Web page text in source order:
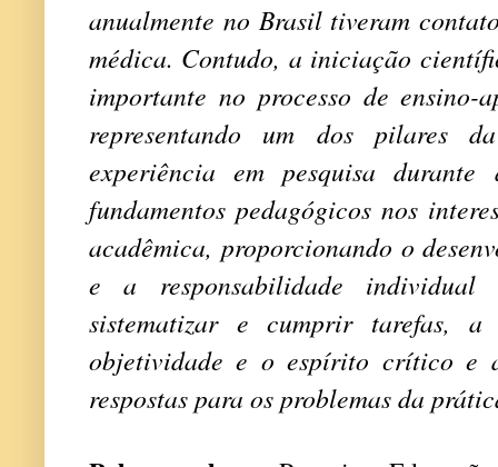
anualmente no Brasil tiveram
médica. Contudo, a iniciação
importante no processo de ensino-
representando um dos pilares
experiência em pesquisa
fundamentos pedagógicos nos
acadêmica, proporcionando o
e a responsabilidade
sistematizar e cumprir tarefas,
objetividade e o espírito crítico e
respostas para os problemas da